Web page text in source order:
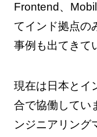
Frontend、
てインド拠点の
事例も出てきて
現在は日本とイ
合で協働してい
ンジニアリング